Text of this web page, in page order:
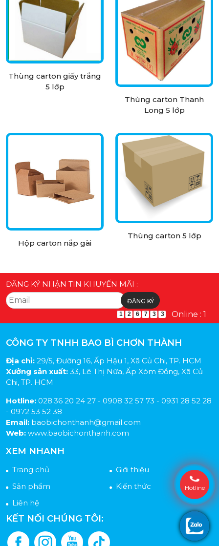
Thùng carton giấy trắng
5 lớp
Thùng carton Thanh
Long 5 lớp
Hộp carton nắp gài
Thùng carton 5 lớp
ĐĂNG KÝ NHẬN TIN KHUYẾN MÃI :
1 2 6 7 3 3 Online : 1
CÔNG TY TNHH BAO BÌ CHƠN THÀNH
Địa chỉ: 29/5, Đường 16, Ấp Hậu 1, Xã Củ Chi, TP. HCM
Xưởng sản xuất: 33, Lê Thị Nữa, Ấp Xóm Đồng, Xã Củ
Chi, TP. HCM
Hotline: 028.36 20 24 27 - 0908 32 57 73 - 0931 28 52 28
- 0972 53 52 38
Email: baobichonthanh@gmail.com
Web: www.baobichonthanh.com
XEM NHANH
Trang chủ
Giới thiệu
Sản phẩm
Kiến thức
Liên hệ
KẾT NỐI CHÚNG TÔI:
Hotline